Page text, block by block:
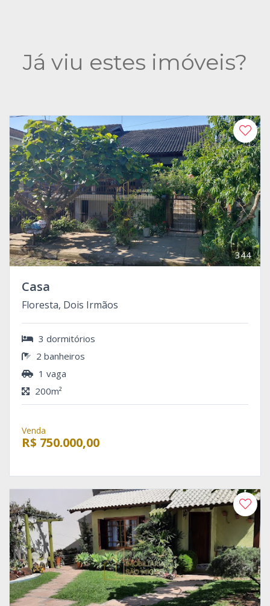
Já viu estes imóveis?
344
Casa
Floresta, Dois Irmãos
3 dormitórios
2 banheiros
1 vaga
200m²
Venda
R$ 750.000,00